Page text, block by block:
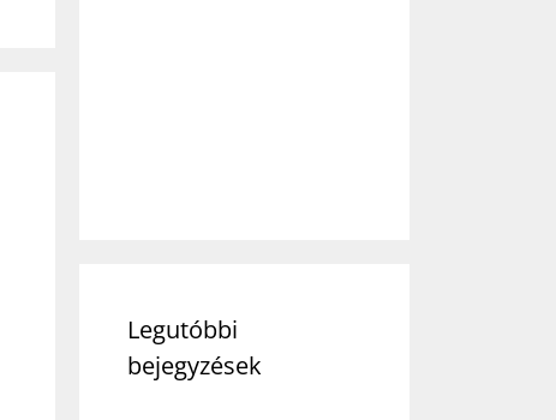
Legutóbbi
bejegyzések